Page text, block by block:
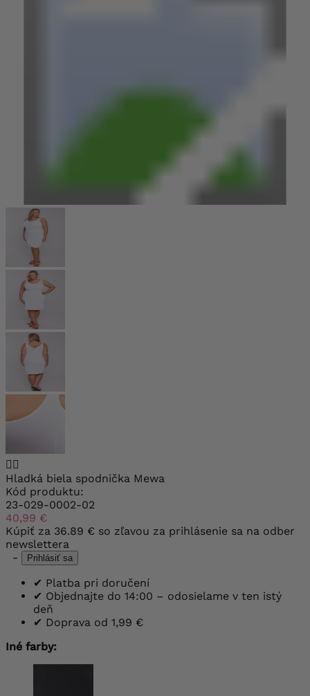

Hladká biela spodnička Mewa
Kód produktu:
23-029-0002-02
40,99 €
Kúpiť za 36.89 € so zľavou za prihlásenie sa na odber
newslettera
-
Prihlásiť sa
✔ Platba pri doručení
✔ Objednajte do 14:00 – odosielame v ten istý
deň
✔ Doprava od 1,99 €
Iné farby: